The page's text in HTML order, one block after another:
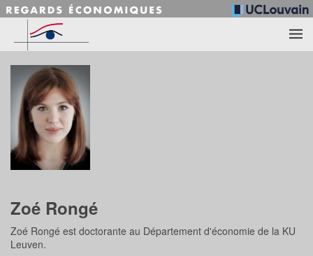
Accéder au contenu principal
Zoé Rongé
Zoé Rongé est doctorante au Département d'économie de la KU
Leuven.